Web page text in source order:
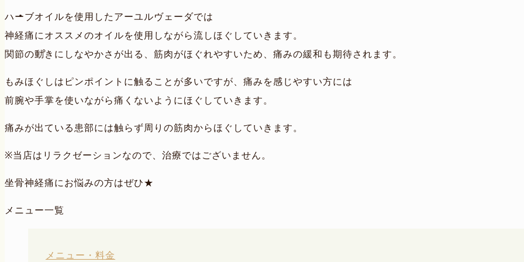
ハーブオイルを使用したアーユルヴェーダでは
神経痛にオススメのオイルを使用しながら流しほぐしていきます。
関節の動きにしなやかさが出る、筋肉がほぐれやすいため、痛みの緩和も期待されます。
もみほぐしはピンポイントに触ることが多いですが、痛みを感じやすい方には
前腕や手掌を使いながら痛くないようにほぐしていきます。
痛みが出ている患部には触らず周りの筋肉からほぐしていきます。
※当店はリラクゼーションなので、治療ではございません。
坐骨神経痛にお悩みの方はぜひ★
メニュー一覧
メニュー・料金